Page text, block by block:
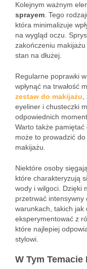
Kolejnym ważnym
sprayem . Tego
która minimalizuje
na wygląd oczu.
zakończeniu
stan na dłużej.
Regularne poprawki
wpłynąć na trwałość
zestaw do makijażu
eyeliner i chusteczki
odpowiednich
Warto także
może to prowadzić
makijażu.
Niektóre osoby
które charakteryzują
wody i wilgoci. Dzięki
przetrwać intensywny
warunkach, takich jak
eksperymentować z
które najlepiej
stylowi.
W Tym Temacie